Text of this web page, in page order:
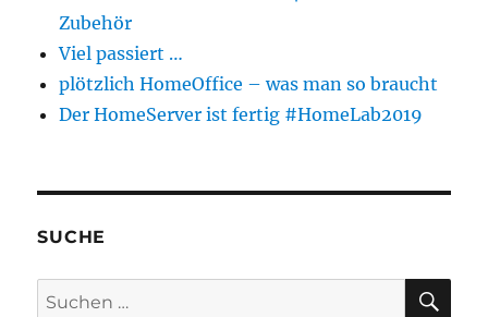
Zubehör
Viel passiert …
plötzlich HomeOffice – was man so braucht
Der HomeServer ist fertig #HomeLab2019
SUCHE
Suchen